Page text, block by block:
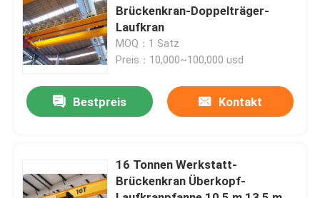
Kontakt
Laufkran
Doppelter Träger-Laufkran
Doppelter Träger-Portalkran
Brückenkran-Doppelträger-
Laufkran
MOQ：1 Satz
Preis：10,000~100,000 usd
Bestpreis Kontakt
16 Tonnen Werkstatt-
Brückenkran Überkopf-